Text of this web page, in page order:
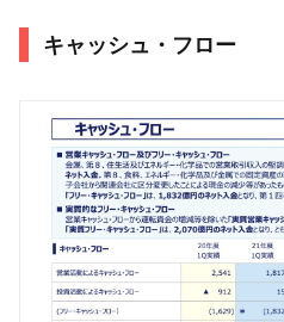
キャッシュ・フロー